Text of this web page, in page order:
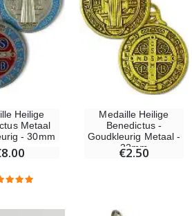
Heilige
Metaal
- 30mm
Medaille Heilige
Benedictus -
Goudkleurig Metaal -
22mm
€2.50